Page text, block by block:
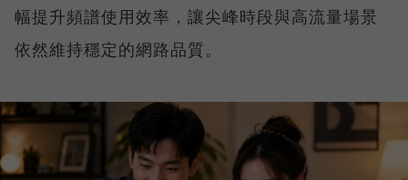
幅提升頻譜使用效率，讓尖峰時段與高流量場景
依然維持穩定的網路品質。